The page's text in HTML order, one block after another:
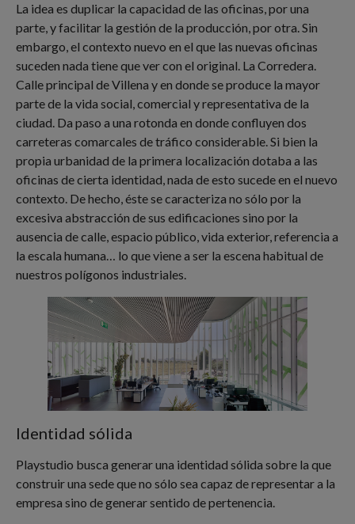
La idea es duplicar la capacidad de las oficinas, por una
parte, y facilitar la gestión de la producción, por otra. Sin
embargo, el contexto nuevo en el que las nuevas oficinas
suceden nada tiene que ver con el original. La Corredera.
Calle principal de Villena y en donde se produce la mayor
parte de la vida social, comercial y representativa de la
ciudad. Da paso a una rotonda en donde confluyen dos
carreteras comarcales de tráfico considerable. Si bien la
propia urbanidad de la primera localización dotaba a las
oficinas de cierta identidad, nada de esto sucede en el nuevo
contexto. De hecho, éste se caracteriza no sólo por la
excesiva abstracción de sus edificaciones sino por la
ausencia de calle, espacio público, vida exterior, referencia a
la escala humana… lo que viene a ser la escena habitual de
nuestros polígonos industriales.
Identidad sólida
Playstudio busca generar una identidad sólida sobre la que
construir una sede que no sólo sea capaz de representar a la
empresa sino de generar sentido de pertenencia.